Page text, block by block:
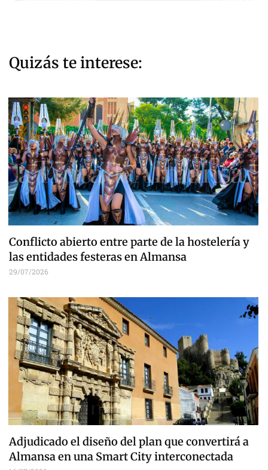
Quizás te interese:
Conflicto abierto entre parte de la hostelería y
las entidades festeras en Almansa
29/07/2026
Adjudicado el diseño del plan que convertirá a
Almansa en una Smart City interconectada